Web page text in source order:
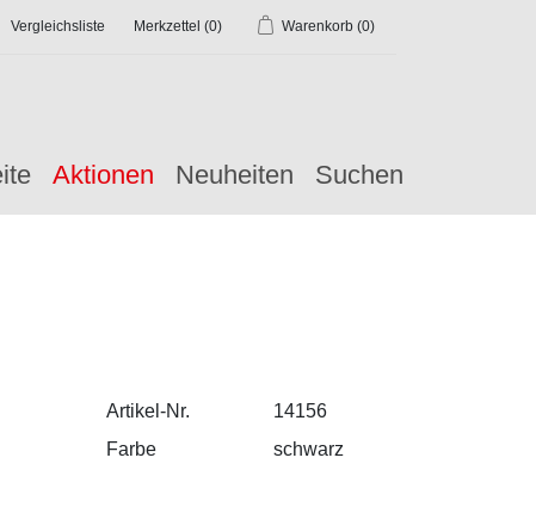
Vergleichsliste Merkzettel (0) Warenkorb (0)
Aktionen Neuheiten Suchen
Artikel-Nr.
14156
Farbe
schwarz